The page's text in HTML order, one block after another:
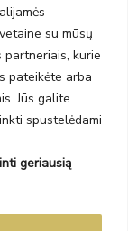
su mūsų
partneriais, kurie
pateikėte arba
Jūs galite
spustelėdami
geriausią
bei riboto
politika.